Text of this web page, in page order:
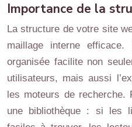
Importance de la
La structure de votre site
maillage interne
organisée facilite non
utilisateurs, mais aussi
les moteurs de recherche.
une bibliothèque : si les